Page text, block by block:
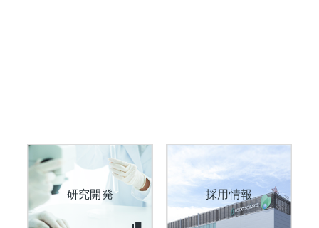
研究開発 採用情報